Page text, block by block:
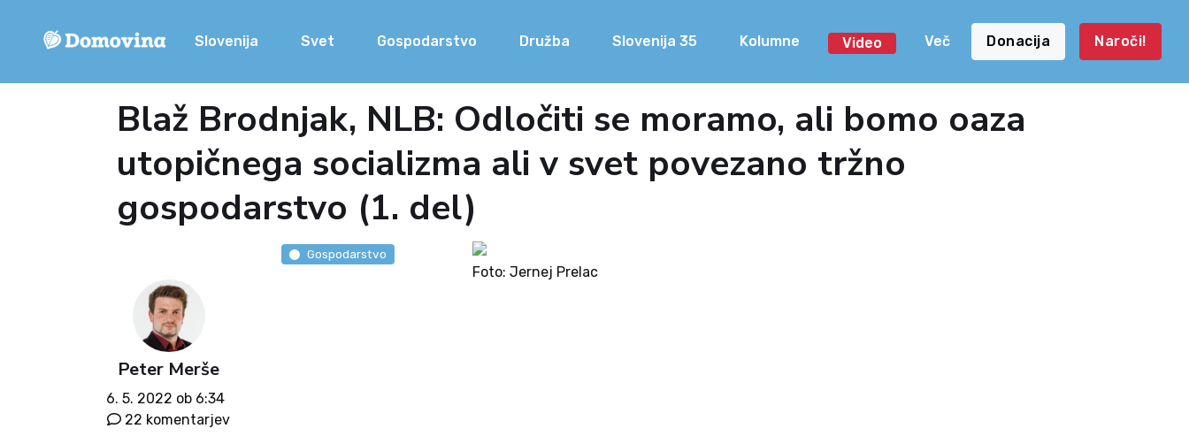
Slovenija Svet Gospodarstvo Družba Slovenija 35 Kolumne Video Več Donacija Naroči!
Blaž Brodnjak, NLB: Odločiti se moramo, ali bomo oaza
utopičnega socializma ali v svet povezano tržno
gospodarstvo (1. del)
Peter Merše
6. 5. 2022 ob 6:34
22 komentarjev
Foto: Jernej Prelac
Gospodarstvo